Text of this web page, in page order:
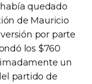
quedado
de Mauricio
por parte
los $760
un
partido de